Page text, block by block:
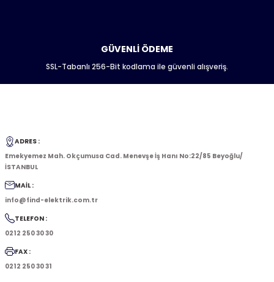
GÜVENLİ ÖDEME
SSL-Tabanlı 256-Bit kodlama ile güvenli alışveriş.
ADRES :
Emekyemez Mah. Okçumusa Cad. Menevşe İş Hanı No:22/85 Beyoğlu/
İSTANBUL
MAİL :
info@find-elektrik.com.tr
TELEFON :
0212 250 30 30
FAX :
0212 250 30 31